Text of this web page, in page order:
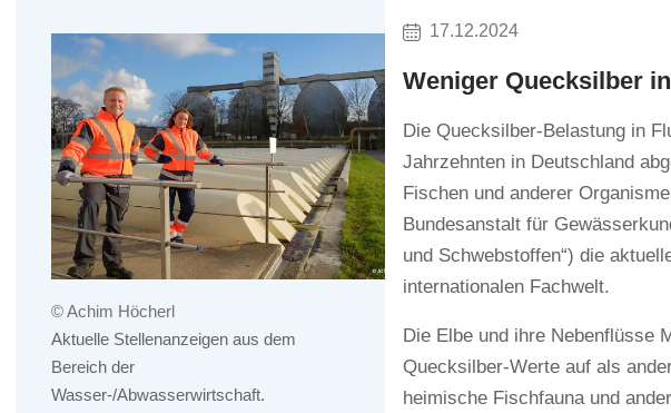
17.12.2024
Weniger Quecksilber
Die Quecksilber-Belastung in
Jahrzehnten in Deutschland
Fischen und anderer
Bundesanstalt für
und Schwebstoffen“) die
internationalen Fachwelt.
Die Elbe und ihre Nebenflüsse
Quecksilber-Werte auf als
heimische Fischfauna und
© Achim Höcherl
Aktuelle Stellenanzeigen aus dem
Bereich der
Wasser-/Abwasserwirtschaft.